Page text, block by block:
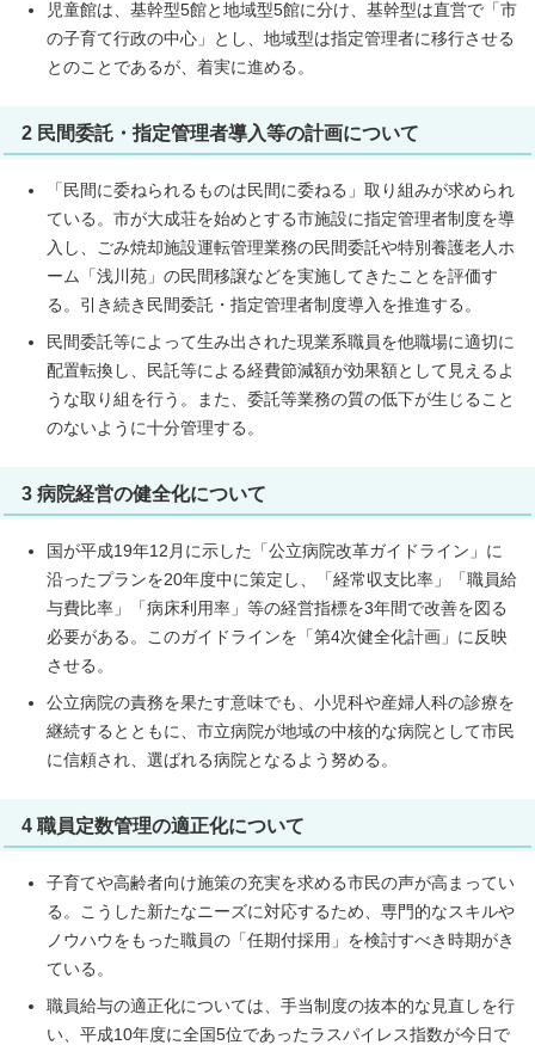
児童館は、基幹型5館と地域型5館に分け、基幹型は直営で「市
の子育て行政の中心」とし、地域型は指定管理者に移行させる
とのことであるが、着実に進める。
2 民間委託・指定管理者導入等の計画について
「民間に委ねられるものは民間に委ねる」取り組みが求められ
ている。市が大成荘を始めとする市施設に指定管理者制度を導
入し、ごみ焼却施設運転管理業務の民間委託や特別養護老人ホ
ーム「浅川苑」の民間移譲などを実施してきたことを評価す
る。引き続き民間委託・指定管理者制度導入を推進する。
民間委託等によって生み出された現業系職員を他職場に適切に
配置転換し、民託等による経費節減額が効果額として見えるよ
うな取り組を行う。また、委託等業務の質の低下が生じること
のないように十分管理する。
3 病院経営の健全化について
国が平成19年12月に示した「公立病院改革ガイドライン」に
沿ったプランを20年度中に策定し、「経常収支比率」「職員給
与費比率」「病床利用率」等の経営指標を3年間で改善を図る
必要がある。このガイドラインを「第4次健全化計画」に反映
させる。
公立病院の責務を果たす意味でも、小児科や産婦人科の診療を
継続するとともに、市立病院が地域の中核的な病院として市民
に信頼され、選ばれる病院となるよう努める。
4 職員定数管理の適正化について
子育てや高齢者向け施策の充実を求める市民の声が高まってい
る。こうした新たなニーズに対応するため、専門的なスキルや
ノウハウをもった職員の「任期付採用」を検討すべき時期がき
ている。
職員給与の適正化については、手当制度の抜本的な見直しを行
い、平成10年度に全国5位であったラスパイレス指数が今日で